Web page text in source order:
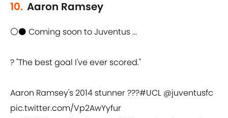
10. Aaron Ramsey
⚪⚫ Coming soon to Juventus ...
? "The best goal I've ever scored."
Aaron Ramsey's 2014 stunner ???#UCL @juventusfc
pic.twitter.com/Vp2AwYyfur